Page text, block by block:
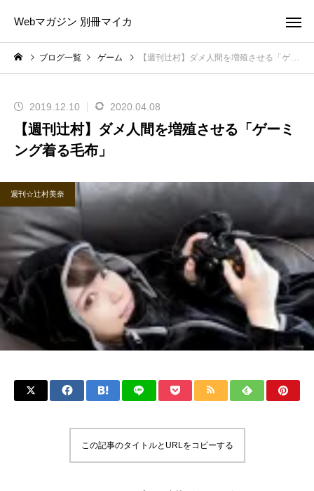
Webマガジン 別冊マイカ
ブログ一覧 ゲーム 【週刊辻村】ダメ人間を増殖させる「ゲーミング着る毛布」
2019.12.10 2020.04.08
【週刊辻村】ダメ人間を増殖させる「ゲーミ
ング着る毛布」
週刊☆辻村美奈
この記事のタイトルとURLをコピーする